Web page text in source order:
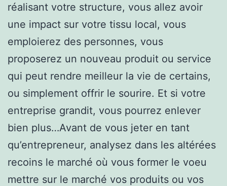
réalisant votre structure, vous allez avoir
une impact sur votre tissu local, vous
emploierez des personnes, vous
proposerez un nouveau produit ou service
qui peut rendre meilleur la vie de certains,
ou simplement offrir le sourire. Et si votre
entreprise grandit, vous pourrez enlever
bien plus…Avant de vous jeter en tant
qu’entrepreneur, analysez dans les altérées
recoins le marché où vous former le voeu
mettre sur le marché vos produits ou vos